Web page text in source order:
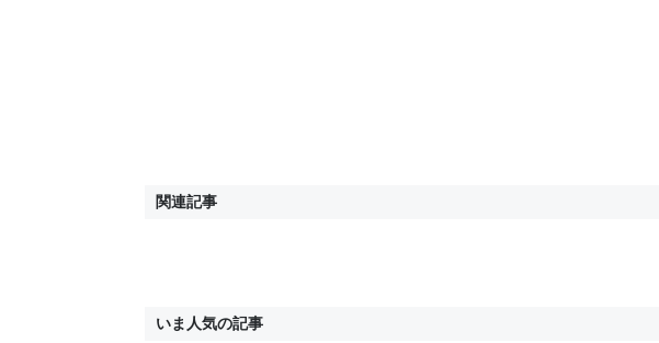
関連記事
いま人気の記事